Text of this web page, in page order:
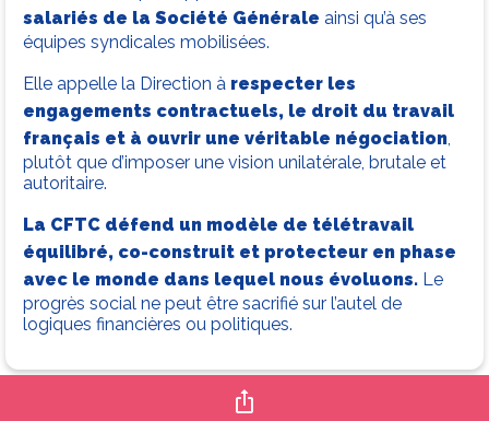
salariés de la Société Générale ainsi qu’à ses
équipes syndicales mobilisées.
Elle appelle la Direction à respecter les
engagements contractuels, le droit du travail
français et à ouvrir une véritable négociation,
plutôt que d’imposer une vision unilatérale, brutale et
autoritaire.
La CFTC défend un modèle de télétravail
équilibré, co-construit et protecteur en phase
avec le monde dans lequel nous évoluons. Le
progrès social ne peut être sacrifié sur l’autel de
logiques financières ou politiques.